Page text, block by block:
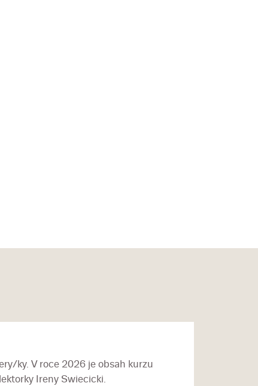
ky. V roce 2026 je obsah kurzu
Ireny Swiecicki.